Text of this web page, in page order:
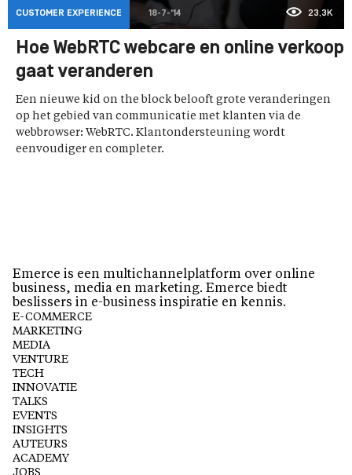
CUSTOMER EXPERIENCE 18-7-'14 23,3K
Hoe WebRTC webcare en online verkoop
gaat veranderen
Een nieuwe kid on the block belooft grote veranderingen
op het gebied van communicatie met klanten via de
webbrowser: WebRTC. Klantondersteuning wordt
eenvoudiger en completer.
Emerce is een multichannelplatform over online
business, media en marketing. Emerce biedt
beslissers in e-business inspiratie en kennis.
E-COMMERCE
MARKETING
MEDIA
VENTURE
TECH
INNOVATIE
TALKS
EVENTS
INSIGHTS
AUTEURS
ACADEMY